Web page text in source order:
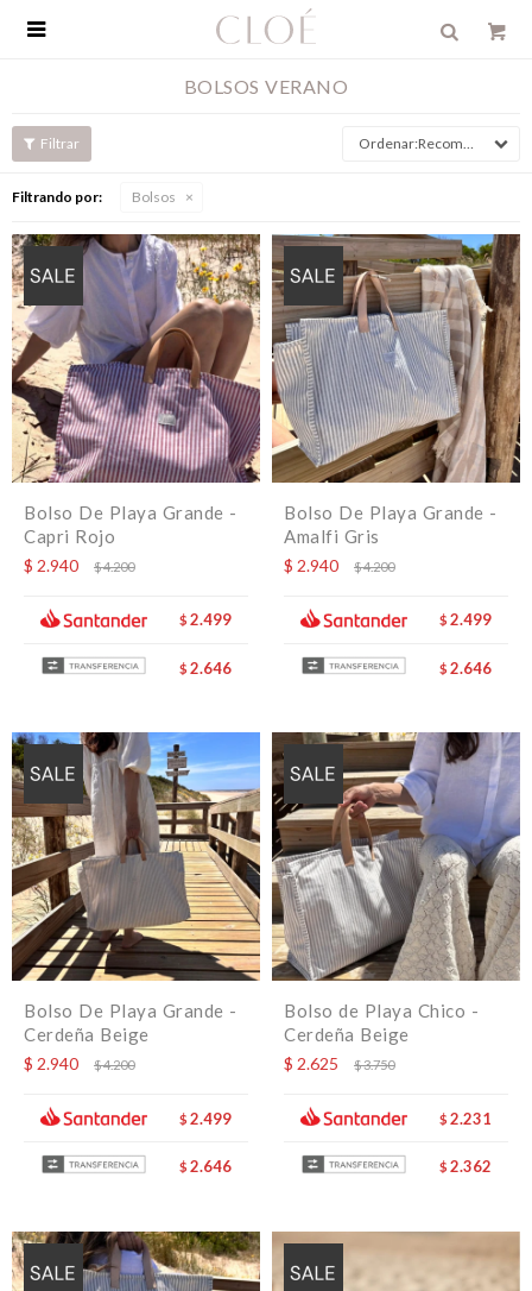

BOLSOS VERANO
Recomendados
Filtrando por: Bolsos
Bolso De Playa Grande -
Capri Rojo
$ 2.940 $4.200
$ 2.499
$ 2.646
Bolso De Playa Grande -
Amalfi Gris
$ 2.940 $4.200
$ 2.499
$ 2.646
Bolso De Playa Grande -
Cerdeña Beige
$ 2.940 $4.200
$ 2.499
$ 2.646
Bolso de Playa Chico -
Cerdeña Beige
$ 2.625 $3.750
$ 2.231
$ 2.362